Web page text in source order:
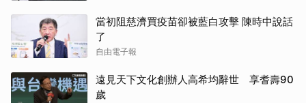
當初阻慈濟買疫苗卻被藍白攻擊 陳時中說話
了
自由電子報
遠見天下文化創辦人高希均辭世 享耆壽90
歲